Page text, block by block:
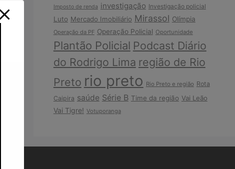
Imposto de renda investigação Investigação policial
Luto Mercado Imobiliário Mirassol Olímpia
Operação da PF Operação Policial Oportunidade
Plantão Policial Podcast Diário
do Rodrigo Lima região de Rio
Preto rio preto Rio Preto e região Rota
Caipira saúde Série B Time da região Vai Leão
Vai Tigre! Votuporanga